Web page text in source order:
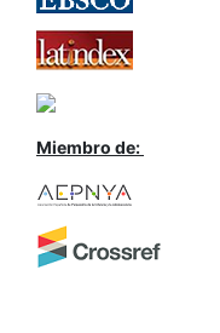
Miembro de: